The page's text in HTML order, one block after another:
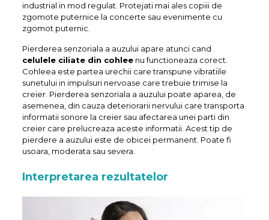
industrial in mod regulat. Protejati mai ales copiii de
zgomote puternice la concerte sau evenimente cu
zgomot puternic.
Pierderea senzoriala a auzului apare atunci cand
celulele ciliate din cohleenu functioneaza corect.
Cohleea este partea urechii care transpune vibratiile
sunetului in impulsuri nervoase care trebuie trimise la
creier. Pierderea senzoriala a auzului poate aparea, de
asemenea, din cauza deteriorarii nervului care transporta
informatii sonore la creier sau afectarea unei parti din
creier care prelucreaza aceste informatii. Acest tip de
pierdere a auzului este de obicei permanent. Poate fi
usoara, moderata sau severa.
Interpretarea rezultatelor